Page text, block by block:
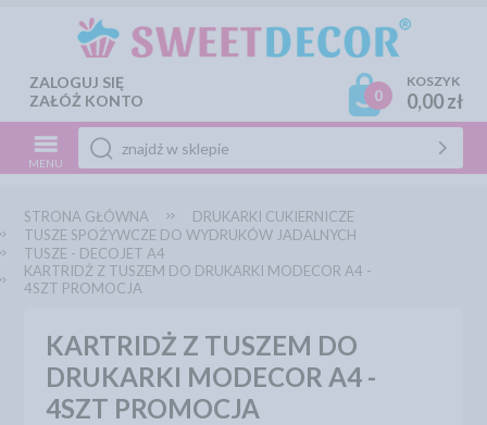
ZALOGUJ SIĘ
ZAŁÓŻ KONTO
0
KOSZYK
0,00 zł
MENU
STRONA GŁÓWNA
DRUKARKI CUKIERNICZE
TUSZE SPOŻYWCZE DO WYDRUKÓW JADALNYCH
TUSZE - DECOJET A4
KARTRIDŻ Z TUSZEM DO DRUKARKI MODECOR A4 -
4SZT PROMOCJA
KARTRIDŻ Z TUSZEM DO
DRUKARKI MODECOR A4 -
4SZT PROMOCJA